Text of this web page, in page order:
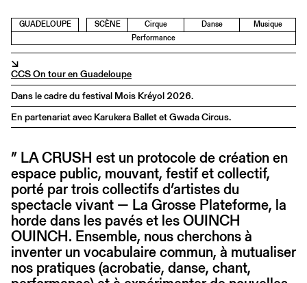
GUADELOUPE SCÈNE Cirque Danse
Musique
Performance
↘
CCS On tour en Guadeloupe
Dans le cadre du festival Mois Kréyol 2026.
En partenariat avec Karukera Ballet et Gwada Circus.
” LA CRUSH est un protocole de création en
espace public, mouvant, festif et collectif,
porté par trois collectifs d’artistes du
spectacle vivant — La Grosse Plateforme, la
horde dans les pavés et les OUINCH
OUINCH. Ensemble, nous cherchons à
inventer un vocabulaire commun, à mutualiser
nos pratiques (acrobatie, danse, chant,